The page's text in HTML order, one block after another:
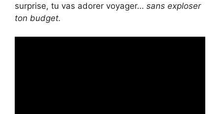
surprise, tu vas adorer voyager… sans exploser
ton budget.